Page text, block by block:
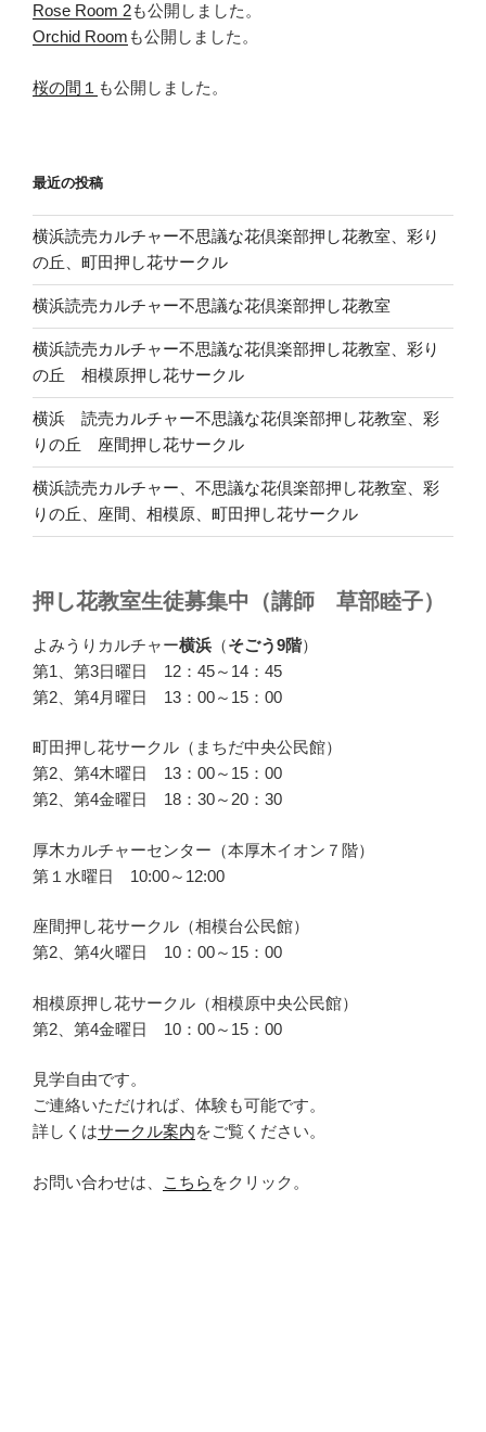
Rose Room 2も公開しました。
Orchid Room も公開しました。
桜の間１ も公開しました。
最近の投稿
横浜読売カルチャー不思議な花倶楽部押し花教室、彩り
の丘、町田押し花サークル
横浜読売カルチャー不思議な花倶楽部押し花教室
横浜読売カルチャー不思議な花倶楽部押し花教室、彩り
の丘 相模原押し花サークル
横浜 読売カルチャー不思議な花倶楽部押し花教室、彩
りの丘 座間押し花サークル
横浜読売カルチャー、不思議な花倶楽部押し花教室、彩
りの丘、座間、相模原、町田押し花サークル
押し花教室生徒募集中（講師 草部睦子）
よみうりカルチャー横浜 （そごう9階）
第1、第3日曜日 12：45～14：45
第2、第4月曜日 13：00～15：00
町田押し花サークル（まちだ中央公民館）
第2、第4木曜日 13：00～15：00
第2、第4金曜日 18：30～20：30
厚木カルチャーセンター（本厚木イオン７階）
第１水曜日 10:00～12:00
座間押し花サークル（相模台公民館）
第2、第4火曜日 10：00～15：00
相模原押し花サークル（相模原中央公民館）
第2、第4金曜日 10：00～15：00
見学自由です。
ご連絡いただければ、体験も可能です。
詳しくはサークル案内をご覧ください。
お問い合わせは、 こちら をクリック。